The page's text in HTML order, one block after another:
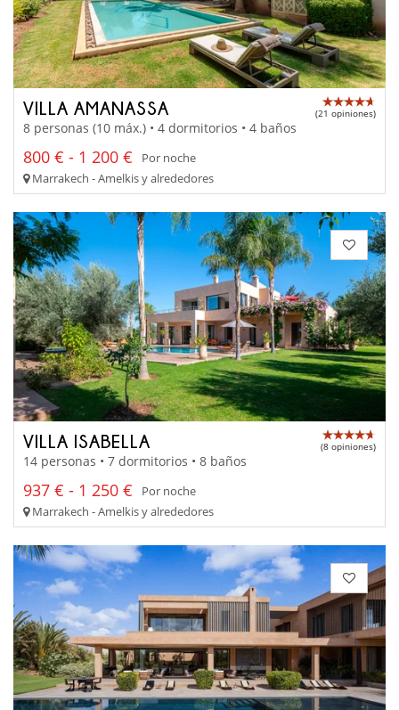
VILLA AMANASSA (21 opiniones)
8 personas (10 máx.) • 4 dormitorios • 4 baños
800 € - 1 200 €
Por noche
Marrakech - Amelkis y alrededores
VILLA ISABELLA (8 opiniones)
14 personas • 7 dormitorios • 8 baños
937 € - 1 250 €
Por noche
Marrakech - Amelkis y alrededores